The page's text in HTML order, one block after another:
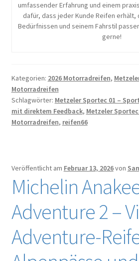
umfassender Erfahrung und einem
dafür, dass jeder Kunde Reifen erhält,
Bedürfnissen und seinem Fahrstil
gerne!
Kategorien: 2026 Motorradreifen,
Motorradreifen
Schlagwörter: Metzeler Sportec 01 –
mit direktem Feedback, Metzeler
Motorradreifen, reifen66
Veröffentlicht am Februar 13, 2026von
Michelin
Adventure 2 –
Adventure-